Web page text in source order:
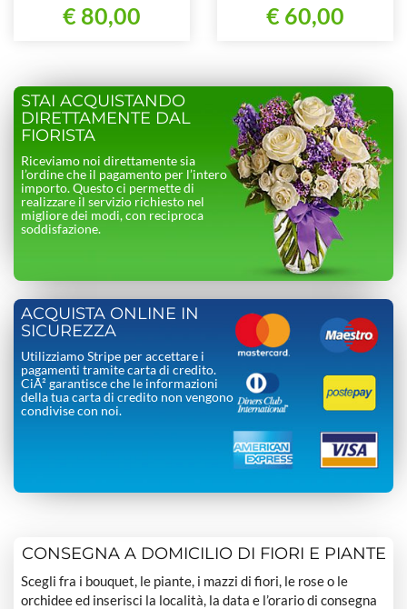
€ 80,00 € 60,00
STAI ACQUISTANDO
DIRETTAMENTE DAL
FIORISTA
Riceviamo noi direttamente sia
l’ordine che il pagamento per l’intero
importo. Questo ci permette di
realizzare il servizio richiesto nel
migliore dei modi, con reciproca
soddisfazione.
ACQUISTA ONLINE IN
SICUREZZA
Utilizziamo Stripe per accettare i
pagamenti tramite carta di credito.
CiÃ² garantisce che le informazioni
della tua carta di credito non vengono
condivise con noi.
CONSEGNA A DOMICILIO DI FIORI E PIANTE
Scegli fra i bouquet, le piante, i mazzi di fiori, le rose o le
orchidee ed inserisci la località, la data e l’orario di consegna